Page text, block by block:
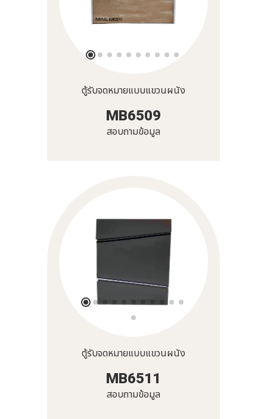
ตู้รับจดหมายแบบแขวนผนัง
MB6509
สอบถามข้อมูล
ตู้รับจดหมายแบบแขวนผนัง
MB6511
สอบถามข้อมูล